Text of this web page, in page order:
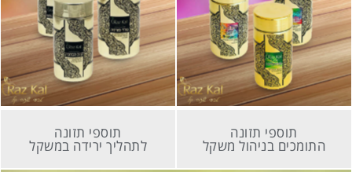
תוספי תזונה
בניהול משקל
תוספי תזונה
לתהליך ירידה במשקל